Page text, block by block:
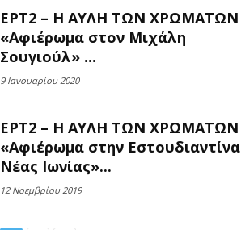
ΕΡΤ2 – Η ΑΥΛΗ ΤΩΝ ΧΡΩΜΑΤΩΝ
«Αφιέρωμα στον Μιχάλη
Σουγιούλ» ...
9 Ιανουαρίου 2020
ΕΡΤ2 – Η ΑΥΛΗ ΤΩΝ ΧΡΩΜΑΤΩΝ
«Αφιέρωμα στην Εστουδιαντίνα
Νέας Ιωνίας»...
12 Νοεμβρίου 2019